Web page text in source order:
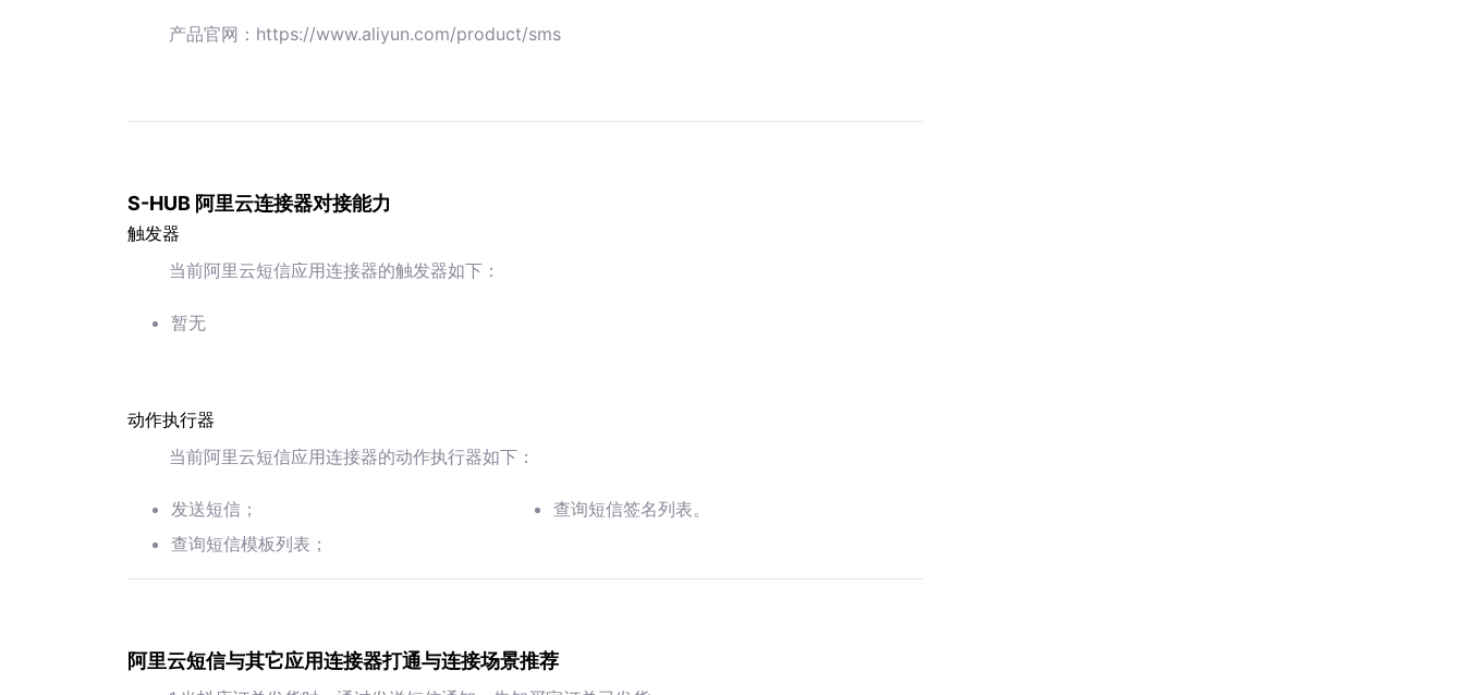
产品官网：https://www.aliyun.com/product/sms
S-HUB 阿里云连接器对接能力
触发器
当前阿里云短信应用连接器的触发器如下：
暂无
动作执行器
当前阿里云短信应用连接器的动作执行器如下：
发送短信；
查询短信模板列表；
查询短信签名列表。
阿里云短信与其它应用连接器打通与连接场景推荐